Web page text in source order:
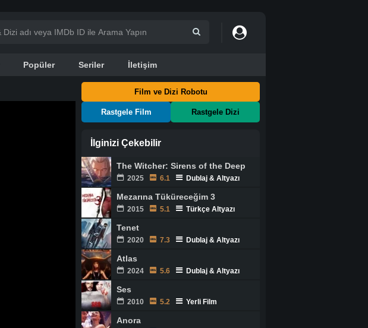
Popüler Seriler İletişim
Film ve Dizi Robotu
Rastgele Film Rastgele Dizi
İlginizi Çekebilir
The Witcher: Sirens of the Deep
2025 6.1 Dublaj & Altyazı
Mezarına Tüküreceğim 3
2015 5.1 Türkçe Altyazı
Tenet
2020 7.3 Dublaj & Altyazı
Atlas
2024 5.6 Dublaj & Altyazı
Ses
2010 5.2 Yerli Film
Anora